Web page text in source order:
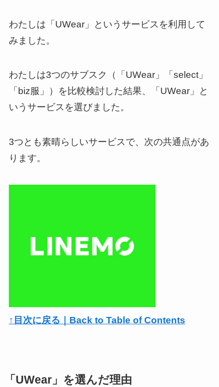
わたしは「UWear」というサービスを利用して
みました。
わたしは3つのサブスク（「UWear」「select」
「biz服」）を比較検討した結果、「UWear」と
いうサービスを選びました。
3つとも素晴らしいサービスで、次の共通点があ
ります。
↑目次に戻る｜Back to Table of Contents
「UWear」を選んだ理由